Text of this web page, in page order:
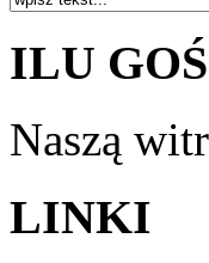
ILU
Naszą
LINKI